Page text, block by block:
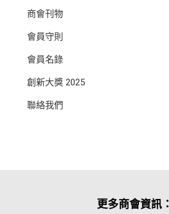
商會刊物
會員守則
會員名錄
創新大獎 2025
聯絡我們
更多商會資訊：